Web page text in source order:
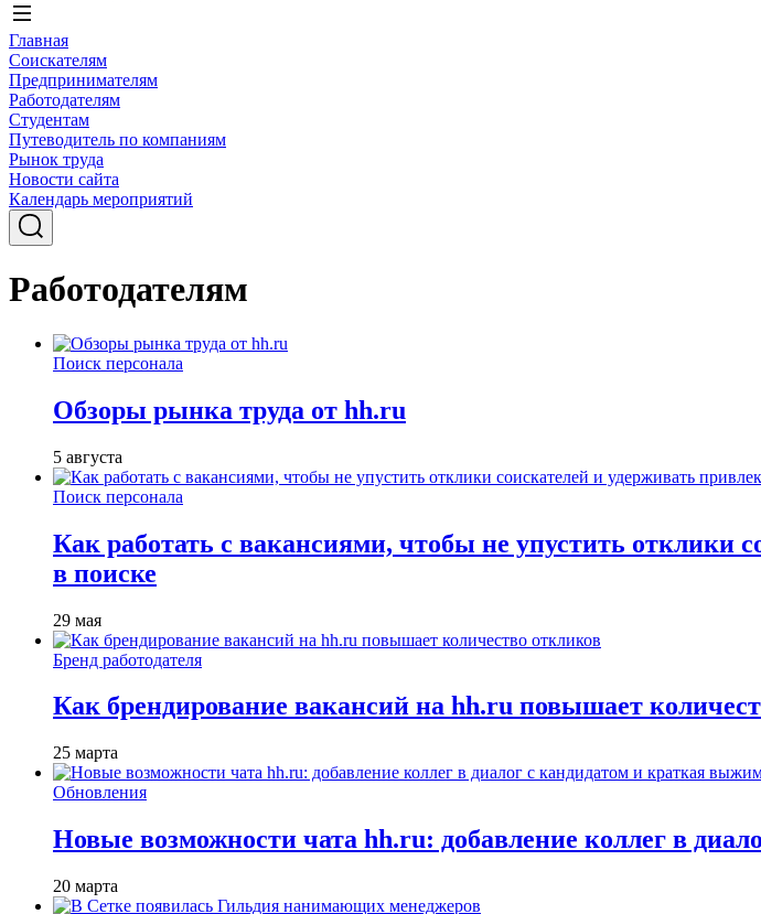
Главная
Соискателям
Предпринимателям
Работодателям
Студентам
Путеводитель по компаниям
Рынок труда
Новости сайта
Календарь мероприятий
Работодателям
Поиск персонала
Обзоры рынка труда от hh.ru
5 августа
Поиск персонала
Как работать с вакансиями, чтобы не упустить отклики
в поиске
29 мая
Бренд работодателя
Как брендирование вакансий на hh.ru повышает
25 марта
Обновления
Новые возможности чата hh.ru: добавление коллег в
20 марта